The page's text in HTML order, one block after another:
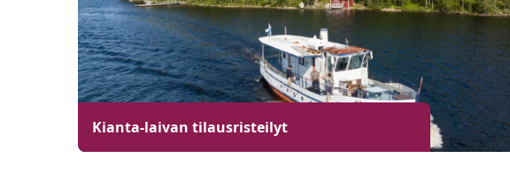
Kianta-laivan tilausristeilyt